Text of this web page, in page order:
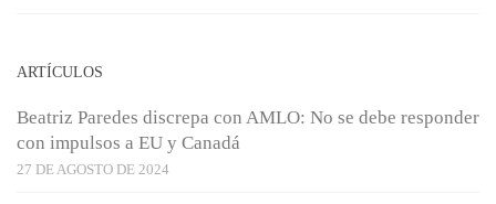
ARTÍCULOS
Beatriz Paredes discrepa con AMLO: No se debe responder
con impulsos a EU y Canadá
27 DE AGOSTO DE 2024